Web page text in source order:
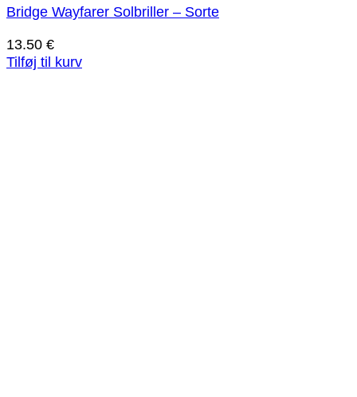
Bridge Wayfarer Solbriller – Sorte
13.50 €
Tilføj til kurv